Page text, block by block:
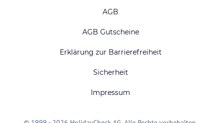
AGB
AGB Gutscheine
Erklärung zur Barrierefreiheit
Sicherheit
Impressum